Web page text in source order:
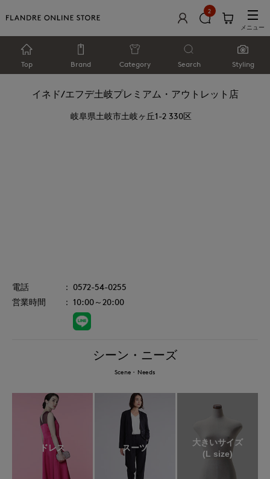
2
メニュー
Top Brand Category Search Styling
イネド/エフデ土岐プレミアム・アウトレット店
岐阜県土岐市土岐ヶ丘1-2 330区
0572-54-0255
10:00～20:00
シーン・ニーズ
Scene・Needs
ドレス スーツ
大きいサイズ
(L size)